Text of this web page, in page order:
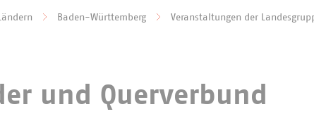
Baden-Württemberg Veranstaltungen der
und Querverbund